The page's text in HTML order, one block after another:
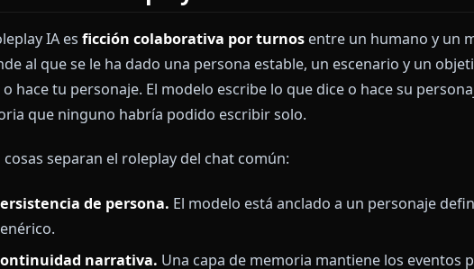
¿Te saltas la teoría?Explora la biblioteca de personajes de
de un minuto.
¿Qué es el Roleplay IA?
El roleplay IA esficción colaborativa por turnosentre un
grande al que se le ha dado una persona estable, un
dice o hace tu personaje. El modelo escribe lo que dice o hace